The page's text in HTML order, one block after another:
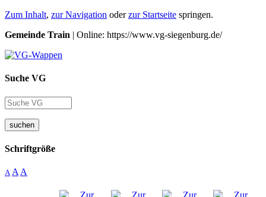
Zum Inhalt, zur Navigation oderzur Startseite springen.
Gemeinde Train | Online: https://www.vg-siegenburg.de/
Suche VG
suchen
Schriftgröße
A A A